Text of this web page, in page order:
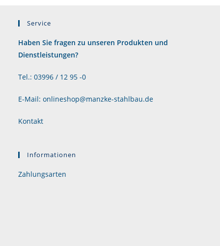
Service
Haben Sie fragen zu unseren Produkten und
Dienstleistungen?
Tel.: 03996 / 12 95 -0
E-Mail: onlineshop@manzke-stahlbau.de
Kontakt
Informationen
Zahlungsarten